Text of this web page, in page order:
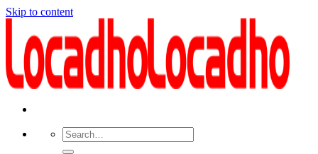
Skip to content